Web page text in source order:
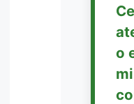
o